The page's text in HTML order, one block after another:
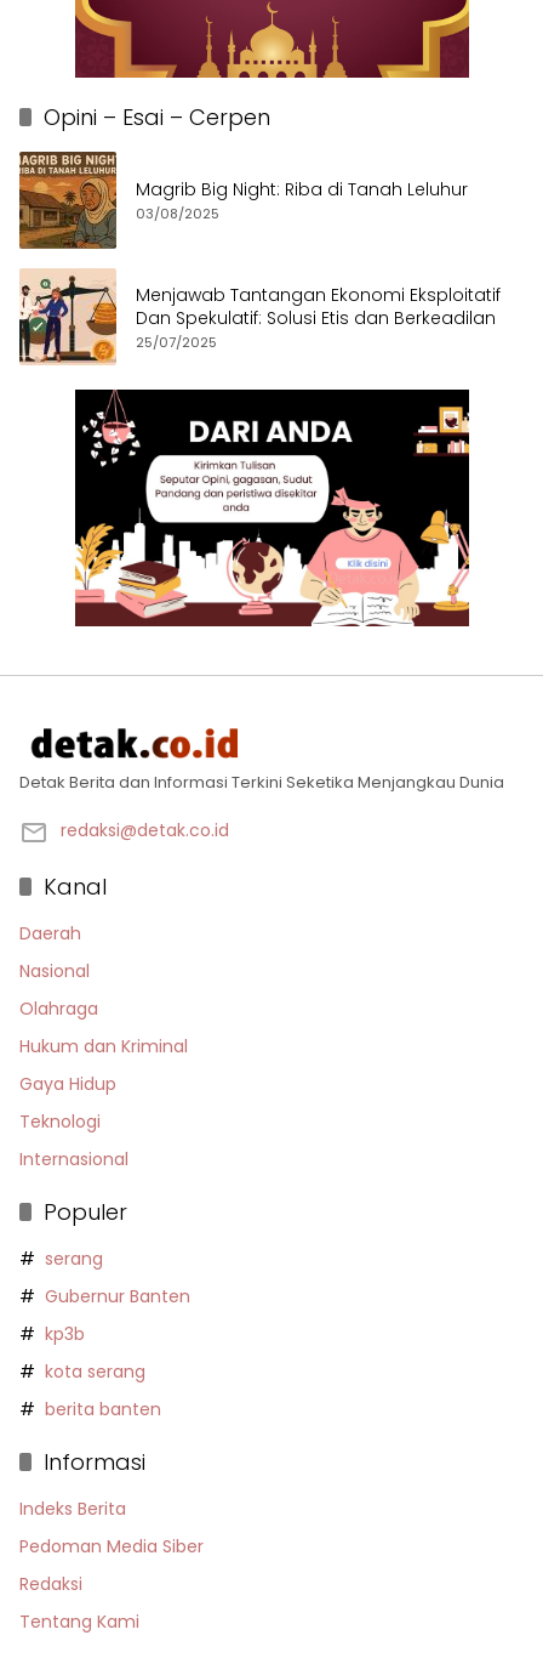
Opini – Esai – Cerpen
Magrib Big Night: Riba di Tanah Leluhur
03/08/2025
Menjawab Tantangan Ekonomi Eksploitatif
Dan Spekulatif: Solusi Etis dan Berkeadilan
25/07/2025
Detak Berita dan Informasi Terkini Seketika Menjangkau Dunia
redaksi@detak.co.id
Kanal
Daerah
Nasional
Olahraga
Hukum dan Kriminal
Gaya Hidup
Teknologi
Internasional
Populer
serang
Gubernur Banten
kp3b
kota serang
berita banten
Informasi
Indeks Berita
Pedoman Media Siber
Redaksi
Tentang Kami